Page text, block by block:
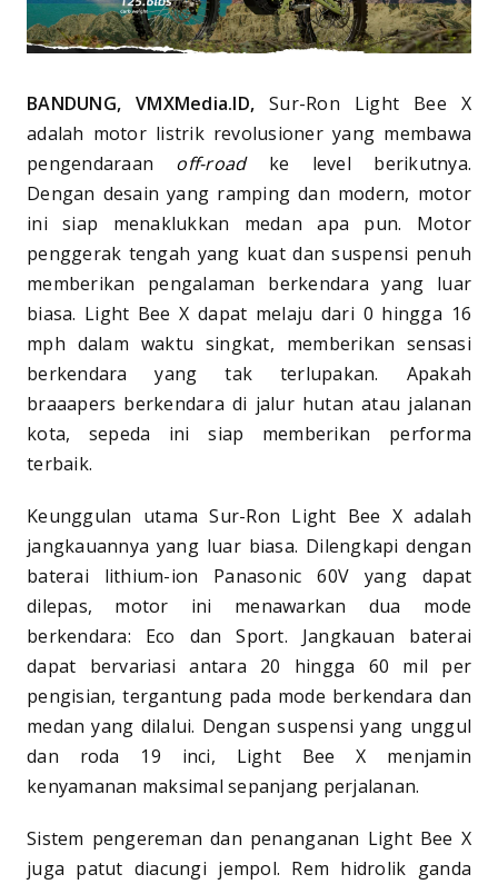
BANDUNG, VMXMedia.ID, Sur-Ron Light Bee X
adalah motor listrik revolusioner yang membawa
pengendaraan off-roadke level berikutnya.
Dengan desain yang ramping dan modern, motor
ini siap menaklukkan medan apa pun. Motor
penggerak tengah yang kuat dan suspensi penuh
memberikan pengalaman berkendara yang luar
biasa. Light Bee X dapat melaju dari 0 hingga 16
mph dalam waktu singkat, memberikan sensasi
berkendara yang tak terlupakan. Apakah
braaapers berkendara di jalur hutan atau jalanan
kota, sepeda ini siap memberikan performa
terbaik.
Keunggulan utama Sur-Ron Light Bee X adalah
jangkauannya yang luar biasa. Dilengkapi dengan
baterai lithium-ion Panasonic 60V yang dapat
dilepas, motor ini menawarkan dua mode
berkendara: Eco dan Sport. Jangkauan baterai
dapat bervariasi antara 20 hingga 60 mil per
pengisian, tergantung pada mode berkendara dan
medan yang dilalui. Dengan suspensi yang unggul
dan roda 19 inci, Light Bee X menjamin
kenyamanan maksimal sepanjang perjalanan.
Sistem pengereman dan penanganan Light Bee X
juga patut diacungi jempol. Rem hidrolik ganda